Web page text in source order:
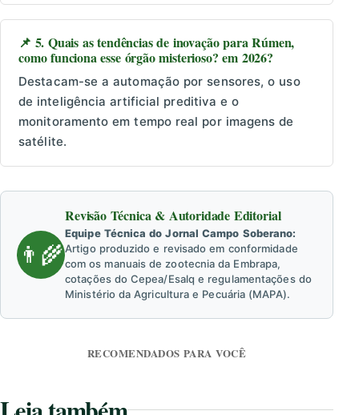
📌 5. Quais as tendências de inovação para Rúmen,
como funciona esse órgão misterioso? em 2026?
Destacam-se a automação por sensores, o uso
de inteligência artificial preditiva e o
monitoramento em tempo real por imagens de
satélite.
👨‍🌾
Revisão Técnica & Autoridade Editorial
Equipe Técnica do Jornal Campo Soberano:
Artigo produzido e revisado em conformidade
com os manuais de zootecnia da Embrapa,
cotações do Cepea/Esalq e regulamentações do
Ministério da Agricultura e Pecuária (MAPA).
RECOMENDADOS PARA VOCÊ